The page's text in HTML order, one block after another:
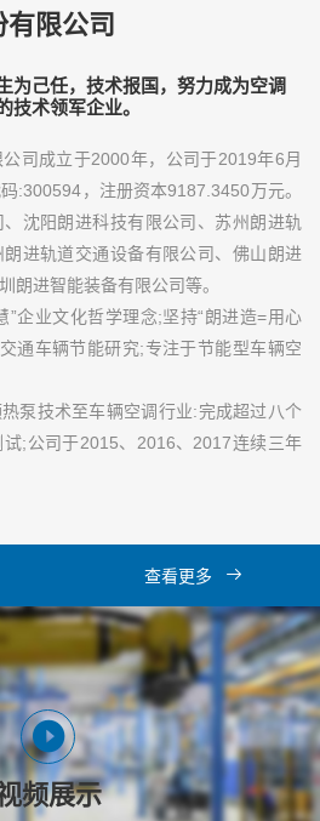
限公司
为己任，技术报国，努力成为空调
技术领军企业。
司成立于2000年，公司于2019年6月
:300594，注册资本9187.3450万元。
沈阳朗进科技有限公司、苏州朗进轨
进轨道交通设备有限公司、佛山朗进
朗进智能装备有限公司等。
”企业文化哲学理念;坚持“朗进造=用心
通车辆节能研究;专注于节能型车辆空
泵技术至车辆空调行业:完成超过八个
;公司于2015、2016、2017连续三年
查看更多
频展示